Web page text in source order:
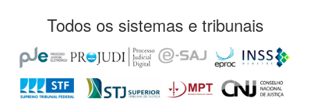
Todos os sistemas e tribunais